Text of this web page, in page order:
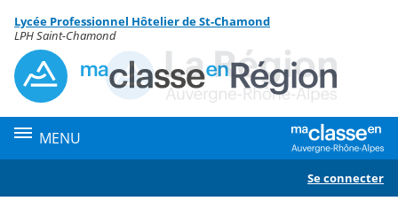
Menu de la rubrique
Contenu
Lycée Professionnel Hôtelier de St-Chamond
LPH Saint-Chamond
MENU
Se connecter